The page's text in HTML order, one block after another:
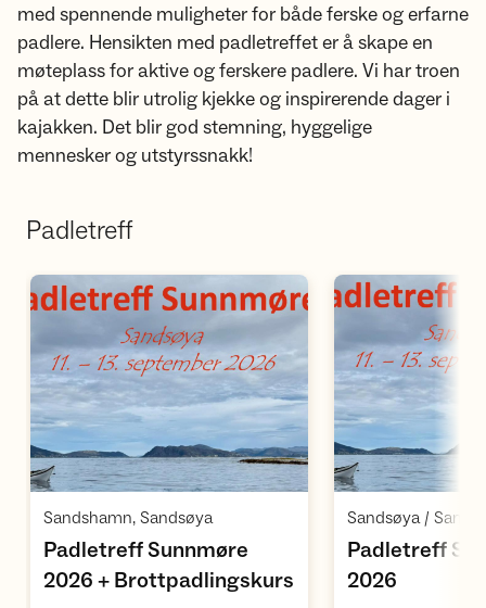
med spennende muligheter for både ferske og erfarne
padlere. Hensikten med padletreffet er å skape en
møteplass for aktive og ferskere padlere. Vi har troen
på at dette blir utrolig kjekke og inspirerende dager i
kajakken. Det blir god stemning, hyggelige
mennesker og utstyrssnakk!
Padletreff
Åpne aktivitet
Sandshamn, Sandsøya,
Padletreff Sunnmøre
2026 + Brottpadlingskurs
Padletreff
2026